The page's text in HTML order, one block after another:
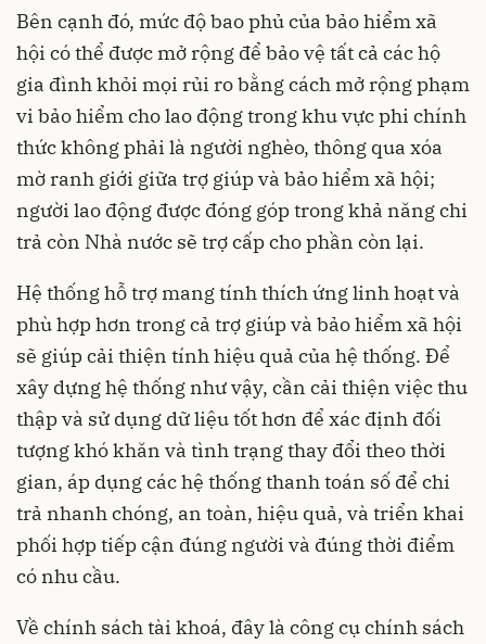
Bên cạnh đó, mức độ bao phủ của bảo hiểm xã
hội có thể được mở rộng để bảo vệ tất cả các hộ
gia đình khỏi mọi rủi ro bằng cách mở rộng phạm
vi bảo hiểm cho lao động trong khu vực phi chính
thức không phải là người nghèo, thông qua xóa
mờ ranh giới giữa trợ giúp và bảo hiểm xã hội;
người lao động được đóng góp trong khả năng chi
trả còn Nhà nước sẽ trợ cấp cho phần còn lại.
Hệ thống hỗ trợ mang tính thích ứng linh hoạt và
phù hợp hơn trong cả trợ giúp và bảo hiểm xã hội
sẽ giúp cải thiện tính hiệu quả của hệ thống. Để
xây dựng hệ thống như vậy, cần cải thiện việc thu
thập và sử dụng dữ liệu tốt hơn để xác định đối
tượng khó khăn và tình trạng thay đổi theo thời
gian, áp dụng các hệ thống thanh toán số để chi
trả nhanh chóng, an toàn, hiệu quả, và triển khai
phối hợp tiếp cận đúng người và đúng thời điểm
có nhu cầu.
Về chính sách tài khoá, đây là công cụ chính sách